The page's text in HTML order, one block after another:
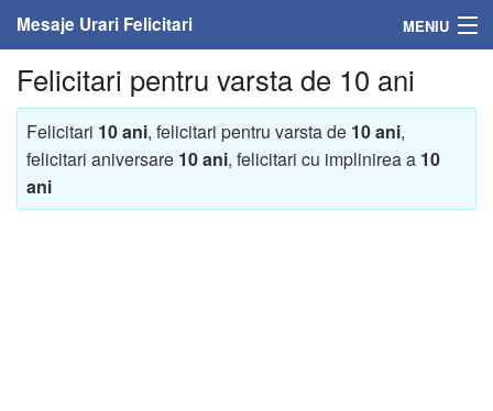
Mesaje Urari Felicitari MENIU
Home
Mesaje
Felicitari
Felicitari pentru varsta de 10 ani
Felicitari 10 ani, felicitari pentru varsta de 10 ani,
felicitari aniversare 10 ani, felicitari cu implinirea a 10
ani